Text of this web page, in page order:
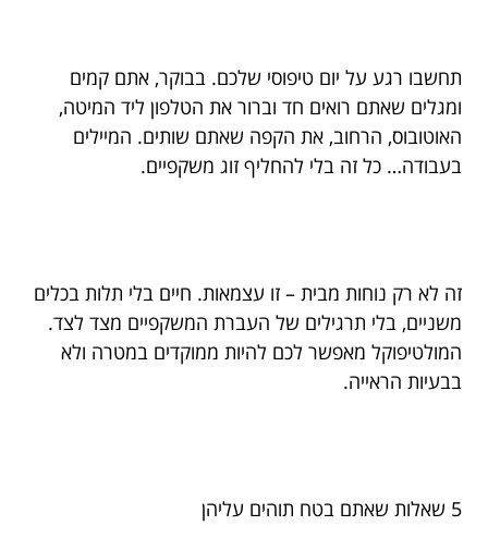
תחשבו רגע על יום טיפוסי שלכם. בבוקר, אתם קמים
ומגלים שאתם רואים חד וברור את הטלפון ליד המיטה,
האוטובוס, הרחוב, את הקפה שאתם שותים. המיילים
בעבודה… כל זה בלי להחליף זוג משקפיים.
זה לא רק נוחות מבית – זו עצמאות. חיים בלי תלות בכלים
משניים, בלי תרגילים של העברת המשקפיים מצד לצד.
המולטיפוקל מאפשר לכם להיות ממוקדים במטרה ולא
בבעיות הראייה.
5 שאלות שאתם בטח תוהים עליהן